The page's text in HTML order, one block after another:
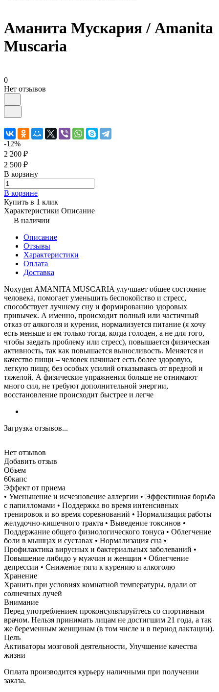
Аманита Мускария / Amanita
Muscaria
0
Нет отзывов
-12%
2 200 ₽
2 500 ₽
В корзину
В корзине
Купить в 1 клик
Характеристики Описание
В наличии
Описание
Отзывы
Характеристики
Оплата
Доставка
Noxygen AMANITA MUSCARIA улучшает общее состояние
человека, помогает уменьшить беспокойство и стресс,
способствует лучшему сну и формированию здоровых
привычек. А именно, происходит полный или частичный
отказ от алкоголя и курения, нормализуется питание (я хочу
есть меньше и ем только тогда, когда голоден, а не для того,
чтобы заедать проблему или стресс), повышается физическая
активность, так как повышается выносливость. Меняется и
качество пищи – человек начинает есть более здоровую,
легкую пищу, без особых усилий отказываясь от вредной и
тяжелой. А физические упражнения больше не отнимают
много сил, не требуют дополнительной энергии,
восстановление происходит быстрее и легче
Загрузка отзывов...
Нет отзывов
Добавить отзыв
Объем
60капс
Эффект от приема
• Уменьшение и исчезновение аллергии • Эффективная борьба
с папилломами • Поддержка во время интенсивных
тренировок и во время соревнований • Нормализация работы
желудочно-кишечного тракта • Выведение токсинов •
Поддержание общего физиологического тонуса • Облегчение
боли в мышцах и суставах • Нормализация сна •
Профилактика вирусных и бактериальных заболеваний •
Повышение либидо у мужчин и женщин • Облегчение
депрессии • Снижение тяги к курению и алкоголю
Хранение
Хранить при условиях комнатной температуры, вдали от
солнечных лучей
Внимание
Перед употреблением проконсультируйтесь со спортивным
врачом. Нельзя принимать лицам не достигшим 21 года, а так
же беременным женщинам (в том числе и в период лактации).
Цель
Активаторы мозговой деятельности, Улучшение качества
жизни
Оплата производится курьеру наличными при получении
заказа.